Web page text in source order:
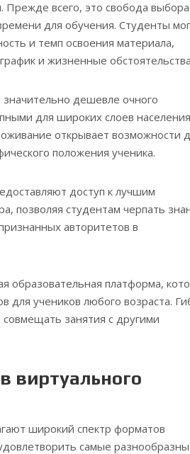
всего, это свобода выбора
для обучения. Студенты
и темп освоения материала,
и жизненные
дешевле очного
для широких слоев
открывает возможности
положения ученика.
доступ к лучшим
позволяя студентам черпать
авторитетов в
образовательная платформа,
для учеников любого возраста.
занятия с другими
виртуального
широкий спектр форматов
самые